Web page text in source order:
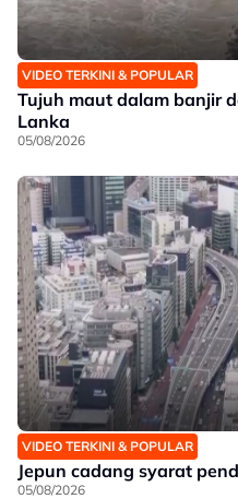
VIDEO TERKINI & POPULAR
Tujuh maut dalam banjir
Lanka
05/08/2026
VIDEO TERKINI & POPULAR
Jepun cadang syarat
05/08/2026